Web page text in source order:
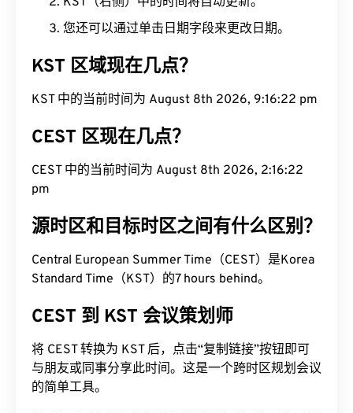
您还可以通过单击日期字段来更改日期。
KST 区域现在几点？
KST 中的当前时间为 August 8th 2026, 9:16:23 pm
CEST 区现在几点？
CEST 中的当前时间为 August 8th 2026, 2:16:23
pm
源时区和目标时区之间有什么区别？
Central European Summer Time（CEST）是Korea
Standard Time（KST）的7 hours behind。
CEST 到 KST 会议策划师
将 CEST 转换为 KST 后，点击“复制链接”按钮即可
与朋友或同事分享此时间。这是一个跨时区规划会议
的简单工具。